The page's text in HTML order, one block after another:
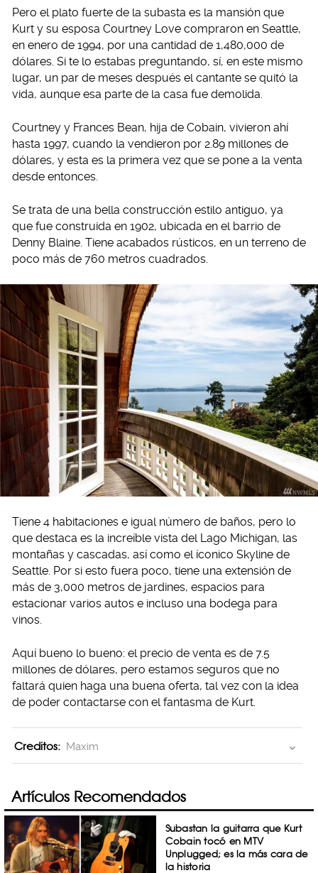
Pero el plato fuerte de la subasta es la mansión que
Kurt y su esposa Courtney Love compraron en Seattle,
en enero de 1994, por una cantidad de 1,480,000 de
dólares. Si te lo estabas preguntando, sí, en este mismo
lugar, un par de meses después el cantante se quitó la
vida, aunque esa parte de la casa fue demolida.
Courtney y Frances Bean, hija de Cobain, vivieron ahí
hasta 1997, cuando la vendieron por 2.89 millones de
dólares, y esta es la primera vez que se pone a la venta
desde entonces.
Se trata de una bella construcción estilo antiguo, ya
que fue construida en 1902, ubicada en el barrio de
Denny Blaine. Tiene acabados rústicos, en un terreno de
poco más de 760 metros cuadrados.
Tiene 4 habitaciones e igual número de baños, pero lo
que destaca es la increíble vista del Lago Michigan, las
montañas y cascadas, así como el íconico Skyline de
Seattle. Por si esto fuera poco, tiene una extensión de
más de 3,000 metros de jardines, espacios para
estacionar varios autos e incluso una bodega para
vinos.
Aquí bueno lo bueno: el precio de venta es de 7.5
millones de dólares, pero estamos seguros que no
faltará quien haga una buena oferta, tal vez con la idea
de poder contactarse con el fantasma de Kurt.
Creditos: Maxim
Artículos Recomendados
Subastan la guitarra que Kurt
Cobain tocó en MTV
Unplugged; es la más cara de
la historia